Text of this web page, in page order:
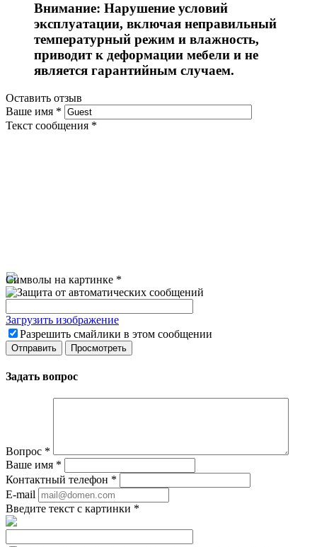
Внимание: Нарушение условий
эксплуатации, включая неправильный
температурный режим и влажность,
приводит к деформации мебели и не
является гарантийным случаем.
Оставить отзыв
Ваше имя *
Текст сообщения *
Символы на картинке *
Загрузить изображение
Разрешить смайлики в этом сообщении
Задать вопрос
Вопрос *
Ваше имя *
Контактный телефон *
E-mail
Введите текст с картинки *